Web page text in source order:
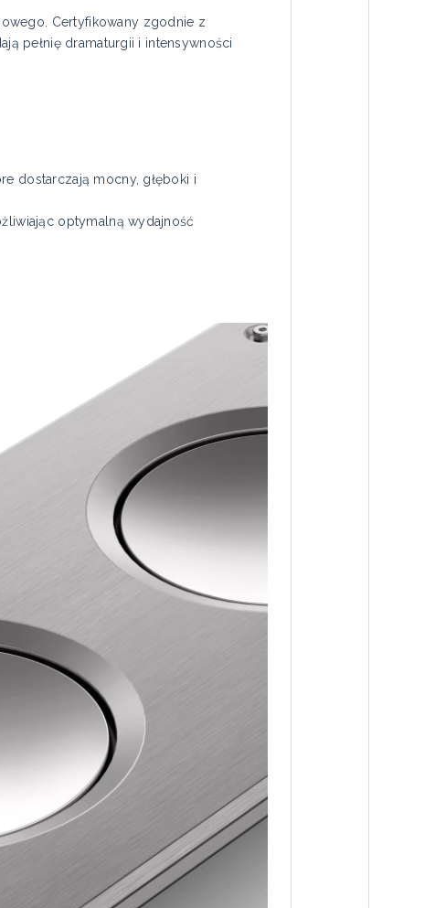
Certyfikowany zgodnie z
pełnię dramaturgii i intensywności
dostarczają mocny, głęboki i
optymalną wydajność